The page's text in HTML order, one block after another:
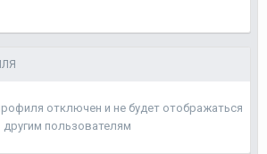
отключен и не будет отображаться
другим пользователям